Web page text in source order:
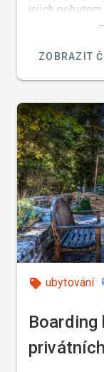
jejich
concierge až
ZOBRAZIT
ubytování